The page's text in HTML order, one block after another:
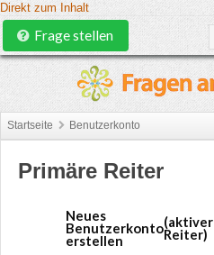
Direkt zum Inhalt
Frage stellen
Startseite Benutzerkonto
Primäre Reiter
Neues
Benutzerkonto
erstellen
(aktiver
Reiter)